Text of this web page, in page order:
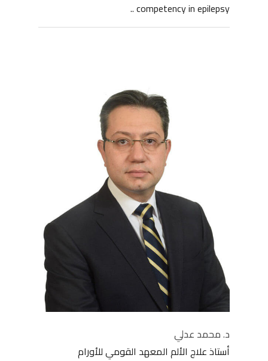
competency in epilepsy ..
د. محمد عدلي
أستاذ علاج الألم المعهد القومي للأورام